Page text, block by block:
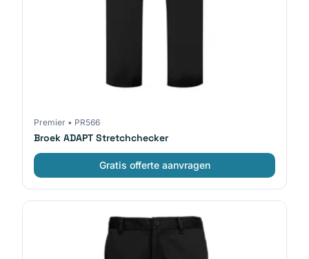
Premier • PR566
Broek ADAPT Stretchchecker
Gratis offerte aanvragen